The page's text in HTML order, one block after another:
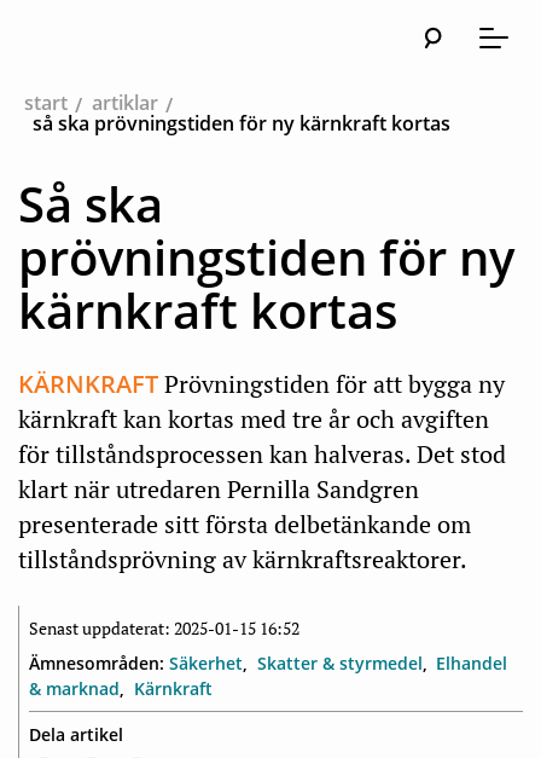
Meny
start
artiklar
så ska prövningstiden för ny kärnkraft kortas
Så ska
prövningstiden för ny
kärnkraft kortas
KÄRNKRAFTPrövningstiden för att bygga ny
kärnkraft kan kortas med tre år och avgiften
för tillståndsprocessen kan halveras. Det stod
klart när utredaren Pernilla Sandgren
presenterade sitt första delbetänkande om
tillståndsprövning av kärnkraftsreaktorer.
Senast uppdaterat: 2025-01-15 16:52
Ämnesområden: Säkerhet Skatter & styrmedel
Elhandel
& marknad
Kärnkraft
Dela artikel